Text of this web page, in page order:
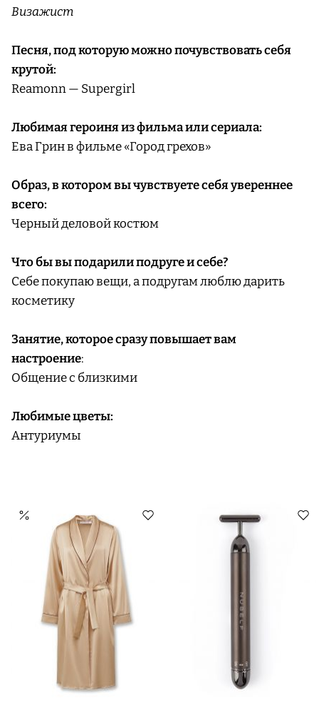
Визажист
Песня, под которую можно почувствовать себя
крутой:
Reamonn — Supergirl
Любимая героиня из фильма или сериала:
Ева Грин в фильме «Город грехов»
Образ, в котором вы чувствуете себя увереннее
всего:
Черный деловой костюм
Что бы вы подарили подруге и себе?
Себе покупаю вещи, а подругам люблю дарить
косметику
Занятие, которое сразу повышает вам
настроение:
Общение с близкими
Любимые цветы:
Антуриумы